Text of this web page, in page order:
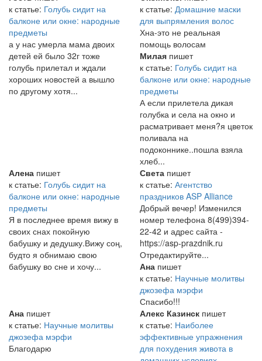
к статье: Голубь сидит на
балконе или окне: народные
предметы
а у нас умерла мама двоих
детей ей было 32г тоже
голубь прилетал и ждали
хороших новостей а вышло
по другому хотя...
к статье: Домашние маски
для выпрямления волос
Хна-это не реальная
помощь волосам
Милая пишет
к статье: Голубь сидит на
балконе или окне: народные
предметы
А если прилетела дикая
голубка и села на окно и
расматривает меня?я цветок
поливала на
подоконнике..пошла взяла
хлеб...
Алена пишет
к статье: Голубь сидит на
балконе или окне: народные
предметы
Я в последнее время вижу в
своих снах покойную
бабушку и дедушку.Вижу соң,
будто я обнимаю свою
бабушку во сне и хочу...
Света пишет
к статье: Агентство
праздников ASP Alliance
Добрый вечер! Изменился
номер телефона 8(499)394-
22-42 и адрес сайта -
https://asp-prazdnik.ru
Отредактируйте...
Ана пишет
к статье: Научные молитвы
джозефа мэрфи
Спасибо!!!
Ана пишет
к статье: Научные молитвы
джозефа мэрфи
Благодарю
Алекс Казинск пишет
к статье: Наиболее
эффективные упражнения
для похудения живота в